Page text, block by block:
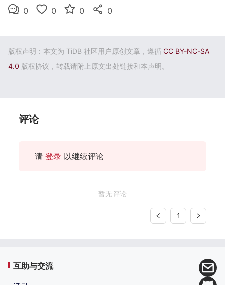
0 0 0 0
版权声明：本文为 TiDB 社区用户原创文章，遵循 CC BY-NC-SA
4.0 版权协议，转载请附上原文出处链接和本声明。
评论
请 登录 以继续评论
暂无评论
1
互助与交流